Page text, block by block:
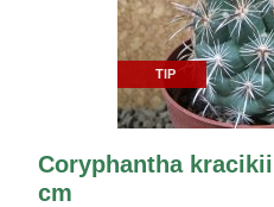
TIP
Coryphantha
cm